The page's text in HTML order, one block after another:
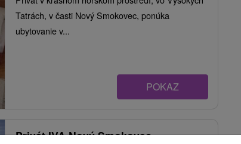
Tatrách, v časti Nový Smokovec, ponúka
ubytovanie v...
POKAZ
Privát IVA Nový Smokovec